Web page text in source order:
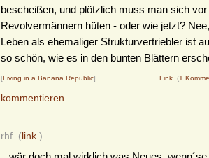
bescheißen, und plötzlich muss man sich
Revolvermännern hüten - oder wie jetzt?
Leben als ehemaliger Strukturvertriebler ist
so schön, wie es in den bunten Blättern
[Living in a Banana Republic] Link (1
kommentieren
rhf (link )